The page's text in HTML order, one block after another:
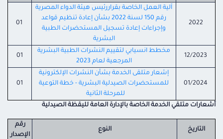
2022
آلية العمل الخاصة بقراررئيس هيئة الدواء المصرية
رقم 150 لسنة 2022 بشأن إعادة تنظيم قواعد
وإجراءات إعادة تسجيل المستحضرات الطبية
البشرية
12/2023
مخطط انسيابي لتقييم النشرات الطبية البشرية
المرجعية لعام 2023
01
01/2024
إشعار متلقى الخدمة بشأن النشرات الإلكترونية
للمستحضرات الصيدلية البشرية - خطة التوعية
للمرحلة الثانية
01
أشعارات متلقي الخدمة الخاصة بالإدارة العامة لليقظة الصيدلية
التاريخ النوع
رقم
الإصدار